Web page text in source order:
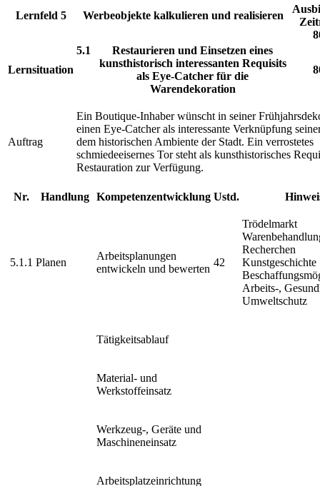
Lernfeld 5 Werbeobjekte kalkulieren und realisieren
Lernsituation
5.1
Restaurieren und Einsetzen eines
kunsthistorisch interessanten Requisits
als Eye-Catcher für die
Warendekoration
Auftrag
Ein Boutique-Inhaber wünscht in seiner
einen Eye-Catcher als interessante Verknüpfung
dem historischen Ambiente der Stadt. Ein verrostetes
schmiedeeisernes Tor steht als kunsthistorisches
Restauration zur Verfügung.
Nr. Handlung Kompetenzentwicklung Ustd.
5.1.1 Planen
Arbeitsplanungen
entwickeln und bewerten
42
Trödelmarkt
Recherchen
Kunstgeschichte
Arbeits-,
Umweltschutz
Tätigkeitsablauf
Material- und
Werkstoffeinsatz
Werkzeug-, Geräte und
Maschineneinsatz
Arbeitsplatzeinrichtung